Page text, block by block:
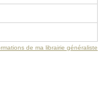
de ma librairie généraliste